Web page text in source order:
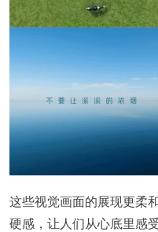
这些视觉画面的展现更柔
硬感，让人们从心底里感